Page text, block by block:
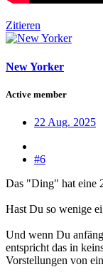
Zitieren
New Yorker
Active member
22 Aug. 2025
#6
Das "Ding" hat eine
Hast Du so wenige
Und wenn Du
entspricht das in
Vorstellungen von